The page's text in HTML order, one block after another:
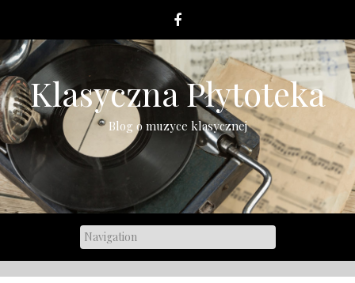
content
Klasyczna Płytoteka
Blog o muzyce klasycznej